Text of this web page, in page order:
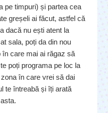
pe timpuri) și partea cea
greșeli ai făcut, astfel că
dacă nu ești atent la
sala, poți da din nou
în care mai ai răgaz să
poți programa pe loc la
în care vrei să dai
te întreabă și îți arată